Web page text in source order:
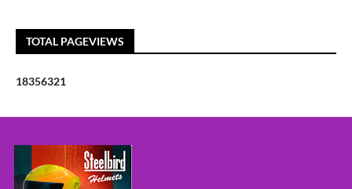
TOTAL PAGEVIEWS
18356321